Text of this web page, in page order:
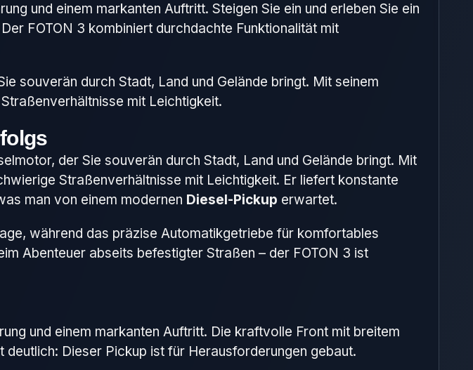
und einem markanten Auftritt. Steigen Sie ein und erleben Sie ein
FOTON 3 kombiniert durchdachte Funktionalität mit
souverän durch Stadt, Land und Gelände bringt. Mit seinem
mit Leichtigkeit.
der Sie souverän durch Stadt, Land und Gelände bringt. Mit
Straßenverhältnisse mit Leichtigkeit. Er liefert konstante
man von einem modernen Diesel-Pickup erwartet.
während das präzise Automatikgetriebe für komfortables
Abenteuer abseits befestigter Straßen – der FOTON 3 ist
und einem markanten Auftritt. Die kraftvolle Front mit breitem
Dieser Pickup ist für Herausforderungen gebaut.